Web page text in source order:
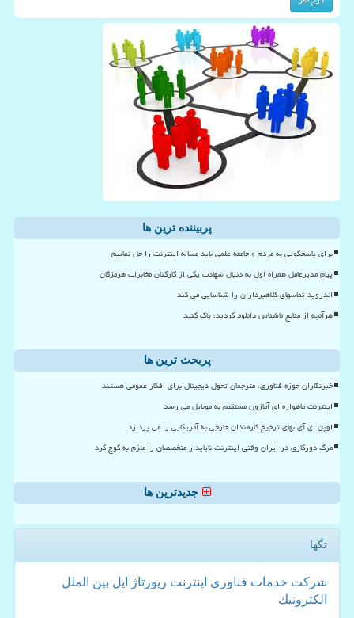
پربیننده ترین ها
برای پاسخگویی به مردم و جامعه علمی باید مساله اینترنت را حل نماییم
پیام مدیرعامل همراه اول به دنبال شهادت یکی از کارکنان مخابرات هرمزگان
اندروید تماسهای کلاهبرداران را شناسایی می کند
هرآنچه از منابع ناشناس دانلود کردید، پاک کنید
پربحث ترین ها
خبرنگاران حوزه فناوری، مترجمان تحول دیجیتال برای افکار عمومی هستند
اینترنت ماهواره ای آمازون مستقیم به موبایل می رسد
اوپن ای آی بهای ترجیح کارمندان خارجی به آمریکایی را می پردازد
مرگ دورکاری در ایران وقتی اینترنت ناپایدار متخصصان را ملزم به کوچ کرد
جدیدترین ها
تگها
شركت خدمات فناوری اینترنت رپورتاژ اپل بین الملل
الكترونیك